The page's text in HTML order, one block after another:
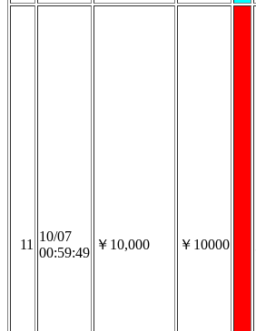
11
10/07
00:59:49
￥10,000 ￥10000